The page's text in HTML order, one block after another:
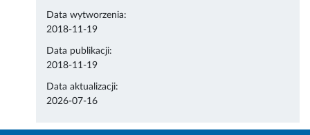
Data wytworzenia:
2018-11-19
Data publikacji:
2018-11-19
Data aktualizacji:
2026-07-16